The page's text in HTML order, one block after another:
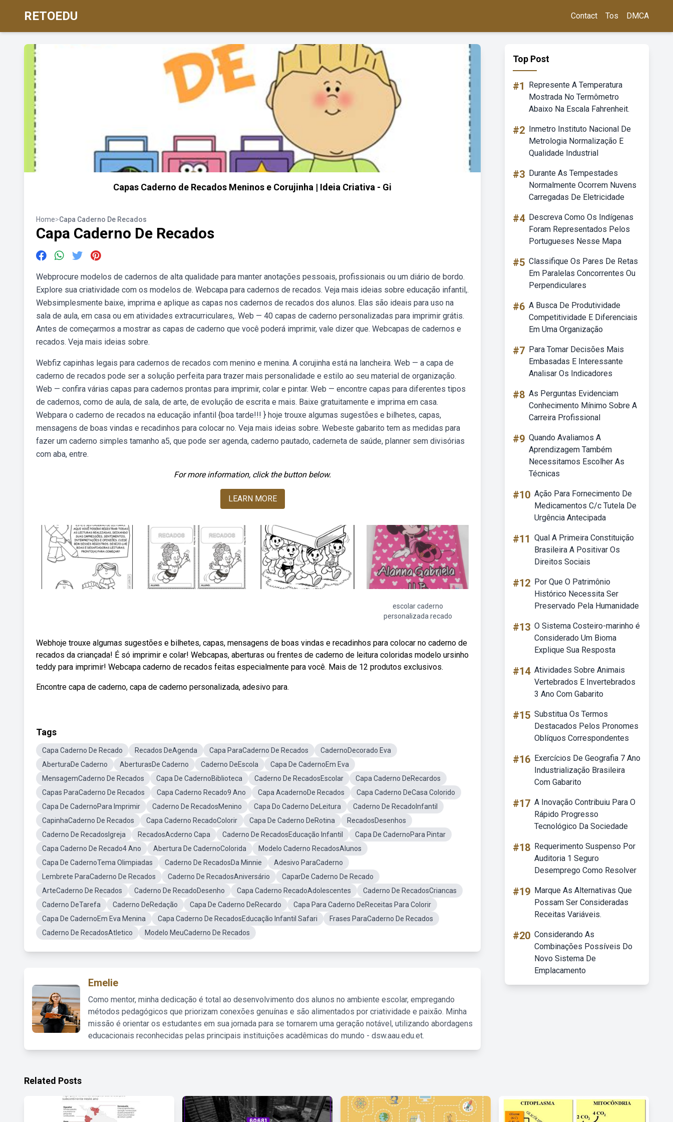
RETOEDU Contact Tos DMCA
Capas Caderno de Recados Meninos e Corujinha | Ideia Criativa - Gi
Home>Capa Caderno De Recados
Capa Caderno De Recados
Webprocure modelos de cadernos de alta qualidade para manter anotações pessoais, profissionais ou um diário de bordo.
Explore sua criatividade com os modelos de. Webcapa para cadernos de recados. Veja mais ideias sobre educação infantil,.
Websimplesmente baixe, imprima e aplique as capas nos cadernos de recados dos alunos. Elas são ideais para uso na
sala de aula, em casa ou em atividades extracurriculares,. Web — 40 capas de caderno personalizadas para imprimir grátis.
Antes de começarmos a mostrar as capas de caderno que você poderá imprimir, vale dizer que. Webcapas de cadernos e
recados. Veja mais ideias sobre.
Webfiz capinhas legais para cadernos de recados com menino e menina. A corujinha está na lancheira. Web — a capa de
caderno de recados pode ser a solução perfeita para trazer mais personalidade e estilo ao seu material de organização.
Web — confira várias capas para cadernos prontas para imprimir, colar e pintar. Web — encontre capas para diferentes tipos
de cadernos, como de aula, de sala, de arte, de evolução de escrita e mais. Baixe gratuitamente e imprima em casa.
Webpara o caderno de recados na educação infantil {boa tarde!!! } hoje trouxe algumas sugestões e bilhetes, capas,
mensagens de boas vindas e recadinhos para colocar no. Veja mais ideias sobre. Webeste gabarito tem as medidas para
fazer um caderno simples tamanho a5, que pode ser agenda, caderno pautado, caderneta de saúde, planner sem divisórias
com aba, entre.
For more information, click the button below.
LEARN MORE
escolar caderno
personalizada recado
Webhoje trouxe algumas sugestões e bilhetes, capas, mensagens de boas vindas e recadinhos para colocar no caderno de
recados da criançada! É só imprimir e colar! Webcapas, aberturas ou frentes de caderno de leitura coloridas modelo ursinho
teddy para imprimir! Webcapa caderno de recados feitas especialmente para você. Mais de 12 produtos exclusivos.
Encontre capa de caderno, capa de caderno personalizada, adesivo para.
Tags
Capa Caderno De Recado Recados DeAgenda Capa ParaCaderno De Recados
CadernoDecorado Eva
AberturaDe Caderno
AberturasDe Caderno Caderno DeEscola
Capa De CadernoEm Eva
MensagemCaderno De Recados
Capa De CadernoBiblioteca Caderno De RecadosEscolar
Capa Caderno DeRecardos
Capas ParaCaderno De Recados
Capa Caderno Recado9 Ano Capa AcadernoDe Recados
Capa Caderno DeCasa Colorido
Capa De CadernoPara Imprimir
Caderno De RecadosMenino Capa Do Caderno DeLeitura
Caderno De RecadoInfantil
CapinhaCaderno De Recados
Capa Caderno RecadoColorir Capa De Caderno DeRotina
RecadosDesenhos
Caderno De RecadosIgreja
RecadosAcderno Capa Caderno De RecadosEducação Infantil
Capa De CadernoPara Pintar
Capa Caderno De Recado4 Ano
Abertura De CadernoColorida
Modelo Caderno RecadosAlunos
Capa De CadernoTema Olimpiadas
Caderno De RecadosDa Minnie
Adesivo ParaCaderno
Lembrete ParaCaderno De Recados
Caderno De RecadosAniversário
CaparDe Caderno De Recado
ArteCaderno De Recados
Caderno De RecadoDesenho Capa Caderno RecadoAdolescentes
Caderno De RecadosCriancas
Caderno DeTarefa
Caderno DeRedação Capa De Caderno DeRecardo
Capa Para Caderno DeReceitas Para Colorir
Capa De CadernoEm Eva Menina
Capa Caderno De RecadosEducação Infantil Safari
Frases ParaCaderno De Recados
Caderno De RecadosAtletico
Modelo MeuCaderno De Recados
Emelie
Como mentor, minha dedicação é total ao desenvolvimento dos alunos no ambiente escolar, empregando
métodos pedagógicos que priorizam conexões genuínas e são alimentados por criatividade e paixão. Minha
missão é orientar os estudantes em sua jornada para se tornarem uma geração notável, utilizando abordagens
educacionais reconhecidas pelas principais instituições acadêmicas do mundo - dsw.aau.edu.et.
Top Post
#1
Represente A Temperatura
Mostrada No Termômetro
Abaixo Na Escala Fahrenheit.
#2 Inmetro Instituto Nacional De
Metrologia Normalização E
Qualidade Industrial
#3 Durante As Tempestades
Normalmente Ocorrem Nuvens
Carregadas De Eletricidade
#4 Descreva Como Os Indígenas
Foram Representados Pelos
Portugueses Nesse Mapa
#5 Classifique Os Pares De Retas
Em Paralelas Concorrentes Ou
Perpendiculares
#6 A Busca De Produtividade
Competitividade E Diferenciais
Em Uma Organização
#7 Para Tomar Decisões Mais
Embasadas E Interessante
Analisar Os Indicadores
#8 As Perguntas Evidenciam
Conhecimento Mínimo Sobre A
Carreira Profissional
#9 Quando Avaliamos A
Aprendizagem Também
Necessitamos Escolher As
Técnicas
#10 Ação Para Fornecimento De
Medicamentos C/c Tutela De
Urgência Antecipada
#11 Qual A Primeira Constituição
Brasileira A Positivar Os
Direitos Sociais
#12 Por Que O Patrimônio
Histórico Necessita Ser
Preservado Pela Humanidade
#13 O Sistema Costeiro-marinho é
Considerado Um Bioma
Explique Sua Resposta
#14 Atividades Sobre Animais
Vertebrados E Invertebrados
3 Ano Com Gabarito
#15 Substitua Os Termos
Destacados Pelos Pronomes
Oblíquos Correspondentes
#16 Exercícios De Geografia 7 Ano
Industrialização Brasileira
Com Gabarito
#17 A Inovação Contribuiu Para O
Rápido Progresso
Tecnológico Da Sociedade
#18 Requerimento Suspenso Por
Auditoria 1 Seguro
Desemprego Como Resolver
#19 Marque As Alternativas Que
Possam Ser Consideradas
Receitas Variáveis.
#20 Considerando As
Combinações Possíveis Do
Novo Sistema De
Emplacamento
Related Posts